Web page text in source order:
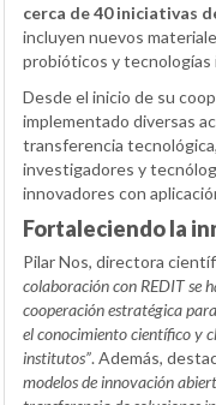
cerca de 40 iniciativas
incluyen nuevos
probióticos y tecnologías
Desde el inicio de su
implementado diversas
transferencia
investigadores y
innovadores con
Fortaleciendo la
Pilar Nos, directora
colaboración con REDIT se
cooperación estratégica
el conocimiento científico y
institutos”. Además,
modelos de innovación